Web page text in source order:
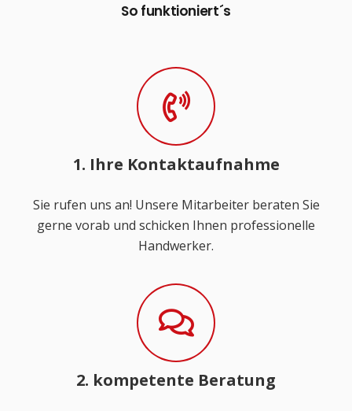
So funktioniert´s
1. Ihre Kontaktaufnahme
Sie rufen uns an! Unsere Mitarbeiter beraten Sie
gerne vorab und schicken Ihnen professionelle
Handwerker.
2. kompetente Beratung